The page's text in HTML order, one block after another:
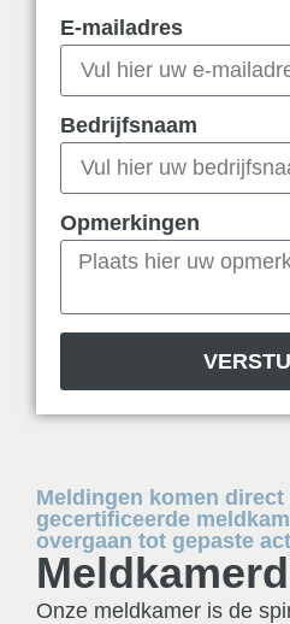
E-mailadres
Bedrijfsnaam
Opmerkingen
Meldingen komen
gecertificeerde
overgaan tot gepaste
Onze meldkamer is de